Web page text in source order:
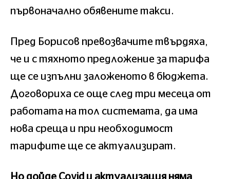
първоначално обявените такси.
Пред Борисов превозвачите твърдяха,
че и с тяхното предложение за тарифа
ще се изпълни заложеното в бюджета.
Договориха се още след три месеца от
работата на тол системата, да има
нова среща и при необходимост
тарифите ще се актуализират.
Но дойде Covid и актуализация няма